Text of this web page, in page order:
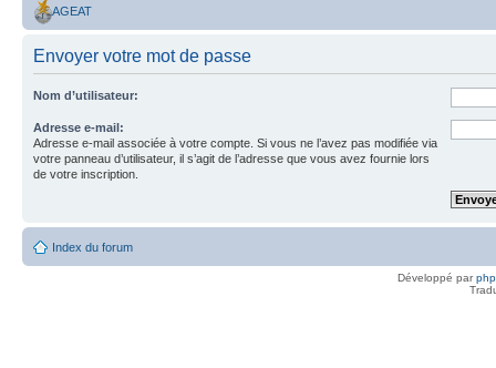
AGEAT
Envoyer votre mot de passe
Nom d’utilisateur:
Adresse e-mail:
Adresse e-mail associée à votre compte. Si vous ne l’avez pas modifiée via
votre panneau d’utilisateur, il s’agit de l’adresse que vous avez fournie lors
de votre inscription.
Index du forum
Développé par